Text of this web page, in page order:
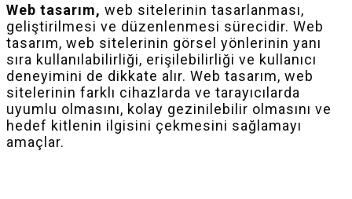
Web tasarım, web sitelerinin tasarlanması,
geliştirilmesi ve düzenlenmesi sürecidir. Web
tasarım, web sitelerinin görsel yönlerinin yanı
sıra kullanılabilirliği, erişilebilirliği ve kullanıcı
deneyimini de dikkate alır. Web tasarım, web
sitelerinin farklı cihazlarda ve tarayıcılarda
uyumlu olmasını, kolay gezinilebilir olmasını ve
hedef kitlenin ilgisini çekmesini sağlamayı
amaçlar.